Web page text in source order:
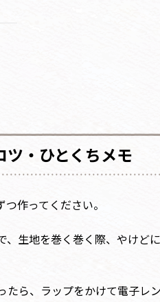
ツ・ひとくちメモ
作ってください。
、生地を巻く巻く際、やけど
たら、ラップをかけて電子レ